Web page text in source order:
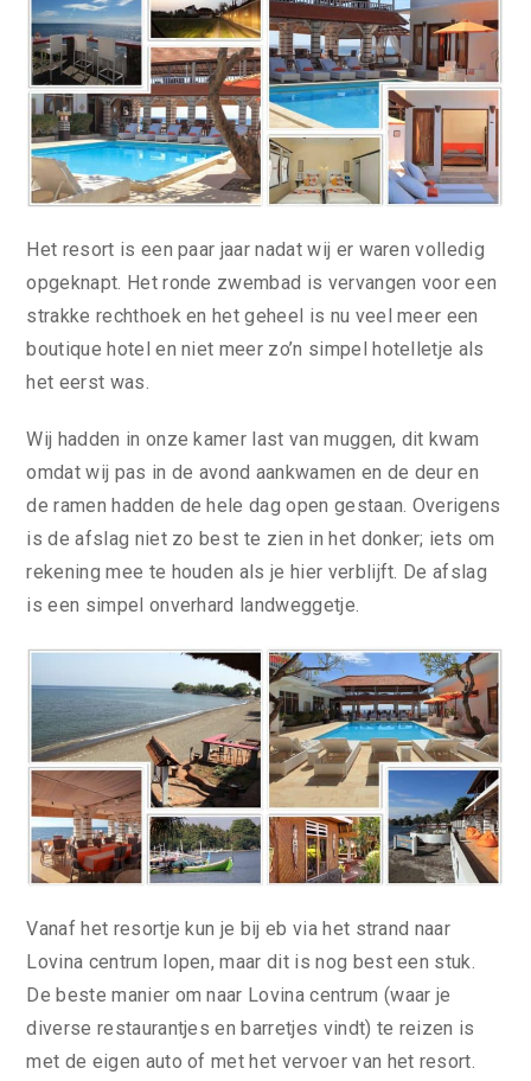
Het resort is een paar jaar nadat wij er waren volledig
opgeknapt. Het ronde zwembad is vervangen voor een
strakke rechthoek en het geheel is nu veel meer een
boutique hotel en niet meer zo’n simpel hotelletje als
het eerst was.
Wij hadden in onze kamer last van muggen, dit kwam
omdat wij pas in de avond aankwamen en de deur en
de ramen hadden de hele dag open gestaan. Overigens
is de afslag niet zo best te zien in het donker; iets om
rekening mee te houden als je hier verblijft. De afslag
is een simpel onverhard landweggetje.
Vanaf het resortje kun je bij eb via het strand naar
Lovina centrum lopen, maar dit is nog best een stuk.
De beste manier om naar Lovina centrum (waar je
diverse restaurantjes en barretjes vindt) te reizen is
met de eigen auto of met het vervoer van het resort.